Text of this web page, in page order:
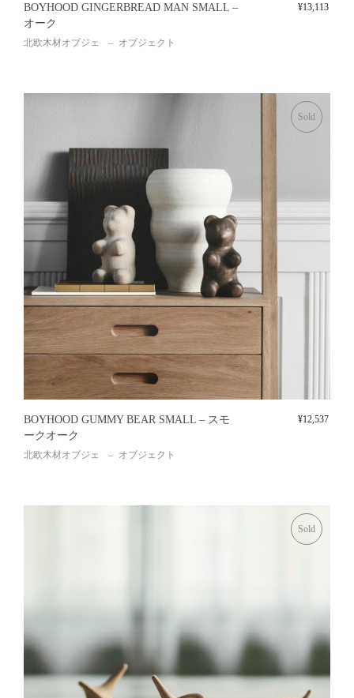
BOYHOOD GINGERBREAD MAN SMALL –
オーク
北欧木材オブジェ オブジェクト
¥13,113
Sold
BOYHOOD GUMMY BEAR SMALL – スモ
ークオーク
北欧木材オブジェ オブジェクト
¥12,537
Sold